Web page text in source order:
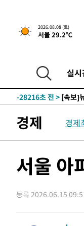
2026.08.08 (토)
서울 29.2℃
실
-28216초 전 > [속보]
경제 경제
서울 아
등록 2026.06.15